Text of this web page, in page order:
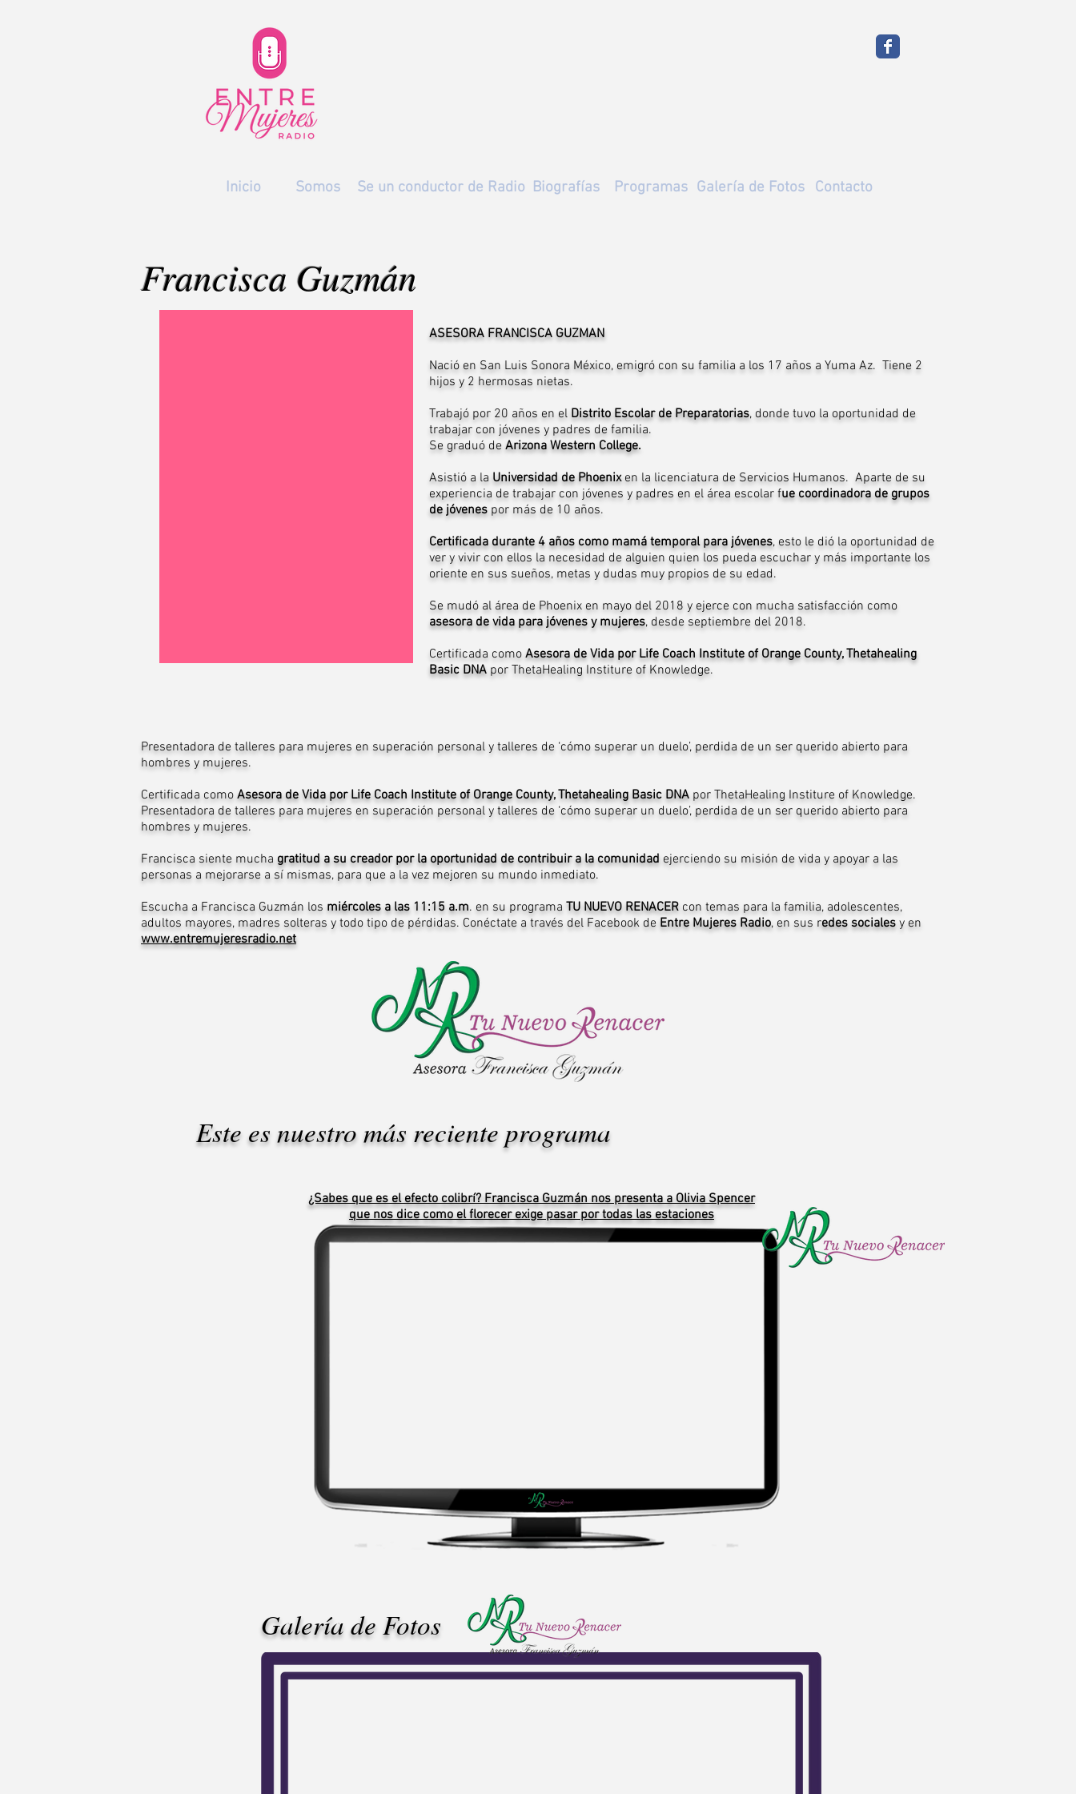
Inicio Somos Se un conductor de Radio Biografías Programas Galería de Fotos Contacto
Francisca Guzmán
ASESORA FRANCISCA GUZMAN
Nació en San Luis Sonora México, emigró con su familia a los 17 años a Yuma Az. Tiene 2
hijos y 2 hermosas nietas.
Trabajó por 20 años en el Distrito Escolar de Preparatorias, donde tuvo la oportunidad de
trabajar con jóvenes y padres de familia.
Se graduó de Arizona Western College.
Asistió a la Universidad de Phoenixen la licenciatura de Servicios Humanos. Aparte de su
experiencia de trabajar con jóvenes y padres en el área escolar fue coordinadora de grupos
de jóvenes por más de 10 años.
Certificada durante 4 años como mamá temporal para jóvenes, esto le dió la oportunidad de
ver y vivir con ellos la necesidad de alguien quien los pueda escuchar y más importante los
oriente en sus sueños, metas y dudas muy propios de su edad.
Se mudó al área de Phoenix en mayo del 2018 y ejerce con mucha satisfacción como
asesora de vida para jóvenes y mujeres, desde septiembre del 2018.
Certificada como Asesora de Vida por Life Coach Institute of Orange County, Thetahealing
Basic DNA por ThetaHealing Institure of Knowledge.
Presentadora de talleres para mujeres en superación personal y talleres de ‘cómo superar un duelo’, perdida de un ser querido abierto para
hombres y mujeres.
Certificada como Asesora de Vida por Life Coach Institute of Orange County, Thetahealing Basic DNA por ThetaHealing Institure of Knowledge.
Presentadora de talleres para mujeres en superación personal y talleres de ‘cómo superar un duelo’, perdida de un ser querido abierto para
hombres y mujeres.
Francisca siente mucha gratitud a su creador por la oportunidad de contribuir a la comunidad ejerciendo su misión de vida y apoyar a las
personas a mejorarse a sí mismas, para que a la vez mejoren su mundo inmediato.
Escucha a Francisca Guzmán los miércoles a las 11:15 a.m. en su programa TU NUEVO RENACER con temas para la familia, adolescentes,
adultos mayores, madres solteras y todo tipo de pérdidas. Conéctate a través del Facebook de Entre Mujeres Radio, en sus redes sociales y en
www.entremujeresradio.net
Este es nuestro más reciente programa
¿Sabes que es el efecto colibrí? Francisca Guzmán nos presenta a Olivia Spencer
que nos dice como el florecer exige pasar por todas las estaciones
Galería de Fotos